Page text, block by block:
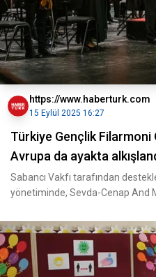
https://www.haberturk.com
15 Eylül 2025 16:27
Türkiye Gençlik Filarmoni
Avrupa da ayakta
Sabancı Vakfı tarafından
yönetiminde, Sevda-Cenap And